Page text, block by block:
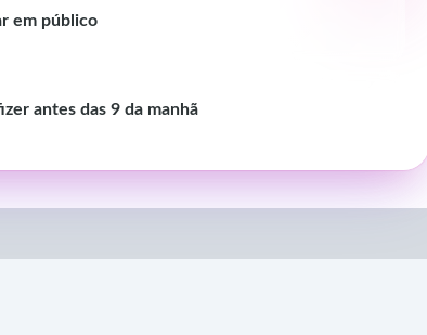
em público
antes das 9 da manhã